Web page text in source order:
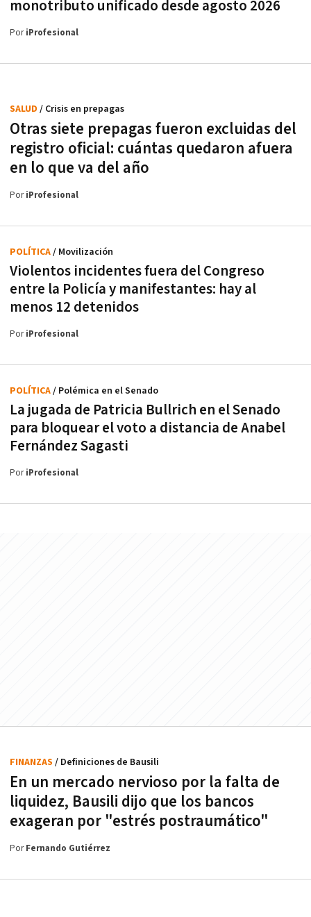
monotributo unificado desde agosto 2026
PoriProfesional
Otras siete prepagas fueron excluidas del
registro oficial: cuántas quedaron afuera
en lo que va del año
SALUD / Crisis en prepagas
PoriProfesional
Violentos incidentes fuera del Congreso
entre la Policía y manifestantes: hay al
menos 12 detenidos
POLÍTICA/ Movilización
PoriProfesional
La jugada de Patricia Bullrich en el Senado
para bloquear el voto a distancia de Anabel
Fernández Sagasti
POLÍTICA/ Polémica en el Senado
PoriProfesional
En un mercado nervioso por la falta de
liquidez, Bausili dijo que los bancos
exageran por "estrés postraumático"
FINANZAS / Definiciones de Bausili
PorFernando Gutiérrez